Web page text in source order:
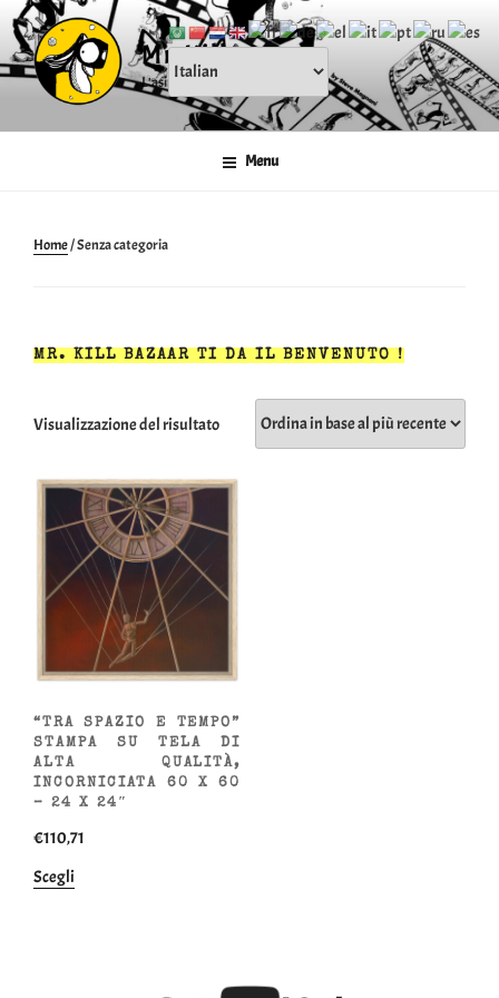
Salta
contenuto
Mr.Kill
L'asintocratico
Menu
Home/ Senza categoria
Visualizzazione del risultato
“TRA SPAZIO E TEMPO”
STAMPA SU TELA DI
ALTA QUALITÀ,
INCORNICIATA 60 X 60
– 24 X 24″
€110,71
Scegli